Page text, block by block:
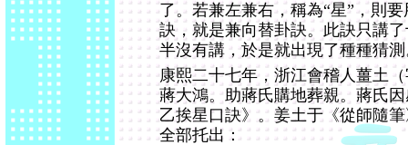
了。若兼左兼右，稱為“星”，則
訣，就是兼向替卦訣。此訣只講
半沒有講，於是就出現了種種猜
康熙二十七年，浙江會稽人薑土
蔣大鴻。助蔣氏購地葬親。蔣氏
乙挨星口訣》。姜土于《從師隨
全部托出：